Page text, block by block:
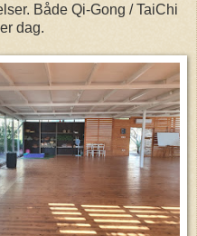
Både Qi-Gong / TaiChi
dag.